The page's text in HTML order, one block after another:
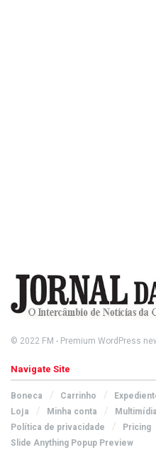
© 2022 FM - Premium WordPress
Navigate Site
Boneca Carrinho
Loja
Minha conta Multimídia
Política de privacidade
Pricing
Slide Anything Popup Preview